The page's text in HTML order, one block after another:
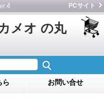
PCサイト
メオ の丸
ら お問い合せ